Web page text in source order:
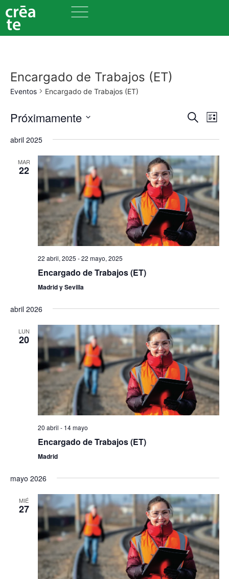
Encargado de Trabajos (ET)
Eventos Encargado de Trabajos (ET)
de
y
de
Buscar
de
Lista
Próximamente
fecha.
abril 2025
MAR
22
22 abril, 2025 -22 mayo, 2025
Encargado de Trabajos (ET)
Madrid y Sevilla
abril 2026
LUN
20
20 abril - 14 mayo
Encargado de Trabajos (ET)
Madrid
mayo 2026
MIÉ
27